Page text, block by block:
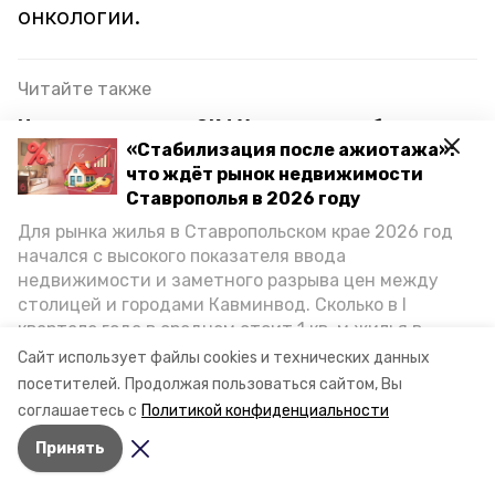
Сайт использует файлы cookies и технических данных
посетителей. Продолжая пользоваться сайтом, Вы
соглашаетесь с Политикой конфиденциальности
Принять
«Стабилизация после ажиотажа»:
что ждёт рынок недвижимости
Ставрополья в 2026 году
Для рынка жилья в Ставропольском крае 2026 год
начался с высокого показателя ввода
недвижимости и заметного разрыва цен между
столицей и городами Кавминвод. Сколько в I
квартале года в среднем стоит 1 кв. м жилья в
городах и округах региона, как изменился спрос на
первичку и вторичку, какова себестоимость
стройки собственного жилья в этом году и какие
прогнозы о стоимости квадратных метров дают
эксперты, выясняла корреспондент «Победы26».
онкологии.
Читайте также
Исследователи из СКФУ нашли способ
заряжать электротранспорт с помощью газа
Учёные из Ставропольского края
продуктов
Генетики Ставрополья выведут и изучат новые
мясные породы овец на замену импортным
учёные разработка технологии
Авторы: Никита Боксёров